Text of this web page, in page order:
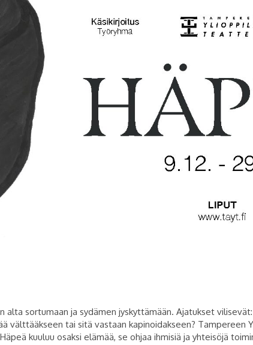
alta sortumaan ja sydämen jyskyttämään. Ajatukset
välttääkseen tai sitä vastaan kapinoidakseen? Tampereen
kuuluu osaksi elämää, se ohjaa ihmisiä ja yhteisöjä